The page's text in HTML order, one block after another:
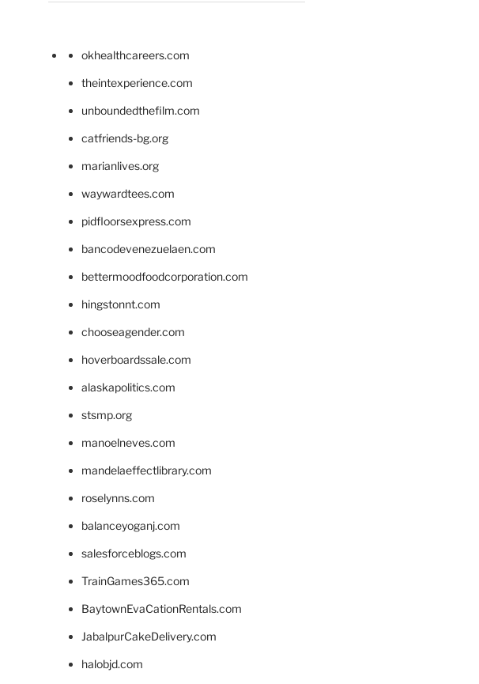
okhealthcareers.com
theintexperience.com
unboundedthefilm.com
catfriends-bg.org
marianlives.org
waywardtees.com
pidfloorsexpress.com
bancodevenezuelaen.com
bettermoodfoodcorporation.com
hingstonnt.com
chooseagender.com
hoverboardssale.com
alaskapolitics.com
stsmp.org
manoelneves.com
mandelaeffectlibrary.com
roselynns.com
balanceyoganj.com
salesforceblogs.com
TrainGames365.com
BaytownEvaCationRentals.com
JabalpurCakeDelivery.com
halobjd.com